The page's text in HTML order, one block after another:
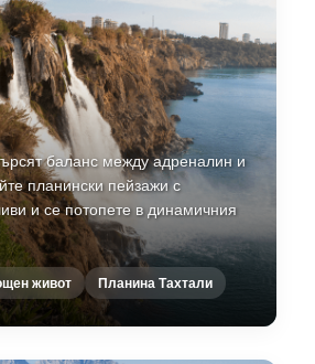
баланс между адреналин и
планински пейзажи с
и се потопете в динамичния
живот Планина Тахтали